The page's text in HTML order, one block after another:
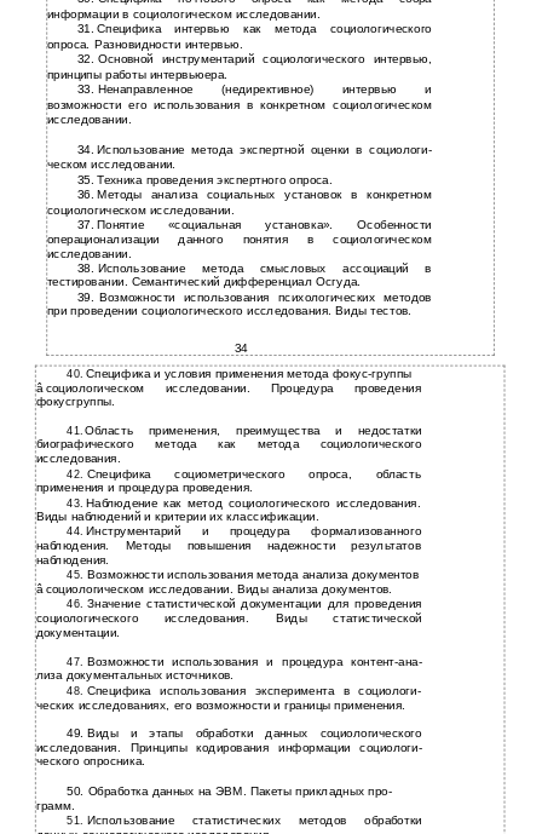
информации в социологическом исследовании.
31. Специфика интервью как метода социологического
опроса. Разновидности интервью.
32. Основной инструментарий социологического интервью,
принципы работы интервьюера.
33. Ненаправленное (недирективное) интервью и
возможности его использования в конкретном социологическом
исследовании.
34. Использование метода экспертной оценки в социологи-
ческом исследовании.
35. Техника проведения экспертного опроса.
36. Методы анализа социальных установок в конкретном
социологическом исследовании.
37. Понятие «социальная установка». Особенности
операционализации данного понятия в социологическом
исследовании.
38. Использование метода смысловых ассоциаций в
тестировании. Семантический дифференциал Осгуда.
39. Возможности использования психологических методов
при проведении социологического исследования. Виды тестов.
34
40. Специфика и условия применения метода фокус-группы
â социологическом исследовании. Процедура проведения
фокусгруппы.
41. Область применения, преимущества и недостатки
биографического метода как метода социологического
исследования.
42. Специфика социометрического опроса, область
применения и процедура проведения.
43. Наблюдение как метод социологического исследования.
Виды наблюдений и критерии их классификации.
44. Инструментарий и процедура формализованного
наблюдения. Методы повышения надежности результатов
наблюдения.
45. Возможности использования метода анализа документов
â социологическом исследовании. Виды анализа документов.
46. Значение статистической документации для проведения
социологического исследования. Виды статистической
документации.
47. Возможности использования и процедураконтент-ана-
лиза документальных источников.
48. Специфика использования эксперимента в социологи-
ческих исследованиях, его возможности и границы применения.
49. Виды и этапы обработки данных социологического
исследования. Принципы кодирования информации социологи-
ческого опросника.
50. Обработка данных на ЭВМ. Пакеты прикладных про-
грамм.
51. Использование статистических методов обработки